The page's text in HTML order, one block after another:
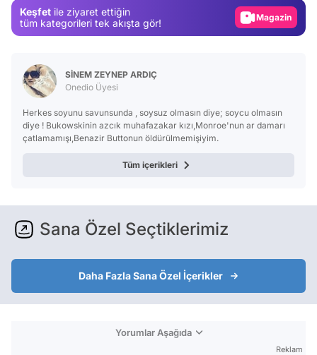
Keşfet ile ziyaret ettiğin
tüm kategorileri tek akışta gör!
Video
SİNEM ZEYNEP ARDIÇ
Onedio Üyesi
Herkes soyunu savunsunda , soysuz olmasın diye; soycu olmasın
diye ! Bukowskinin azcık muhafazakar kızı,Monroe'nun ar damarı
çatlamamışı,Benazir Buttonun öldürülmemişiyim.
Tüm içerikleri
Sana Özel Seçtiklerimiz
Daha Fazla Sana Özel İçerikler
Yorumlar Aşağıda
Reklam